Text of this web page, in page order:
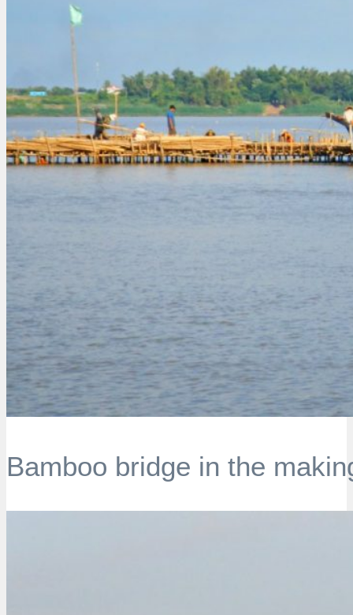
Bamboo bridge in the